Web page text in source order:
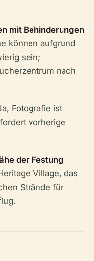
mit Behinderungen
können aufgrund
sein;
nach
Fotografie ist
vorherige
der Festung
Village, das
Strände für